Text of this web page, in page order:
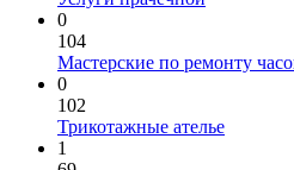
0
104
Мастерские по ремонту
0
102
Трикотажные ателье
1